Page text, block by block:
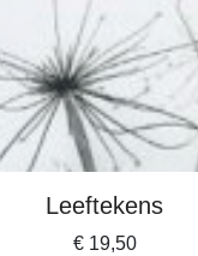
Leeftekens
€19,50